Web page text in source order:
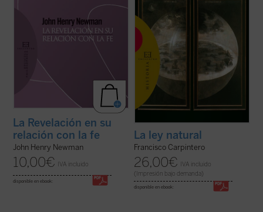
expone su ...
La Revelación en su
relación con la fe
John Henry Newman
10,00€ IVA incluido
disponible en ebook:
La ley natural
Francisco Carpintero
26,00€
IVA incluido
(Impresión bajo demanda)
disponible en ebook: